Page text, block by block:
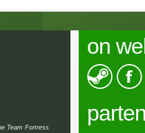
Team Fortress
on